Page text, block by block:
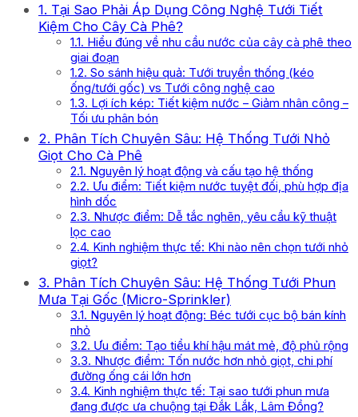
1. Tại Sao Phải Áp Dụng Công Nghệ Tưới Tiết
Kiệm Cho Cây Cà Phê?
1.1. Hiểu đúng về nhu cầu nước của cây cà phê theo
giai đoạn
1.2. So sánh hiệu quả: Tưới truyền thống (kéo
ống/tưới gốc) vs Tưới công nghệ cao
1.3. Lợi ích kép: Tiết kiệm nước – Giảm nhân công –
Tối ưu phân bón
2. Phân Tích Chuyên Sâu: Hệ Thống Tưới Nhỏ
Giọt Cho Cà Phê
2.1. Nguyên lý hoạt động và cấu tạo hệ thống
2.2. Ưu điểm: Tiết kiệm nước tuyệt đối, phù hợp địa
hình dốc
2.3. Nhược điểm: Dễ tắc nghẽn, yêu cầu kỹ thuật
lọc cao
2.4. Kinh nghiệm thực tế: Khi nào nên chọn tưới nhỏ
giọt?
3. Phân Tích Chuyên Sâu: Hệ Thống Tưới Phun
Mưa Tại Gốc (Micro-Sprinkler)
3.1. Nguyên lý hoạt động: Béc tưới cục bộ bán kính
nhỏ
3.2. Ưu điểm: Tạo tiểu khí hậu mát mẻ, độ phủ rộng
3.3. Nhược điểm: Tốn nước hơn nhỏ giọt, chi phí
đường ống cái lớn hơn
3.4. Kinh nghiệm thực tế: Tại sao tưới phun mưa
đang được ưa chuộng tại Đắk Lắk, Lâm Đồng?